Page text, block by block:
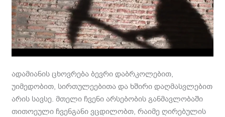
ადამიანის ცხოვრება ბევრი დაბრკოლებით,
უიმედობით, სირთულეებითა და ხშირი დაღმასვლებით
არის სავსე. მთელი ჩვენი არსებობის განმავლობაში
თითოეული ჩვენგანი ვცდილობთ, რაიმე ღირებულის